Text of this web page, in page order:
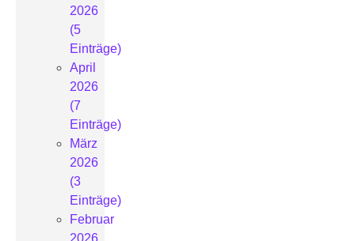
2026
(5
Einträge)
April
2026
(7
Einträge)
März
2026
(3
Einträge)
Februar